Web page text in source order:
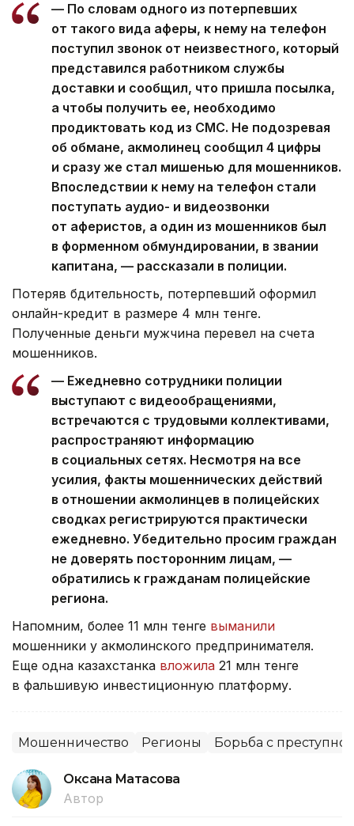
— По словам одного из потерпевших
от такого вида аферы, к нему на телефон
поступил звонок от неизвестного, который
представился работником службы
доставки и сообщил, что пришла посылка,
а чтобы получить ее, необходимо
продиктовать код из СМС. Не подозревая
об обмане, акмолинец сообщил 4 цифры
и сразу же стал мишенью для мошенников.
Впоследствии к нему на телефон стали
поступать аудио- и видеозвонки
от аферистов, а один из мошенников был
в форменном обмундировании, в звании
капитана, — рассказали в полиции.
Потеряв бдительность, потерпевший оформил
онлайн-кредит в размере 4 млн тенге.
Полученные деньги мужчина перевел на счета
мошенников.
— Ежедневно сотрудники полиции
выступают с видеообращениями,
встречаются с трудовыми коллективами,
распространяют информацию
в социальных сетях. Несмотря на все
усилия, факты мошеннических действий
в отношении акмолинцев в полицейских
сводках регистрируются практически
ежедневно. Убедительно просим граждан
не доверять посторонним лицам, —
обратились к гражданам полицейские
региона.
Напомним, более 11 млн тенге выманили
мошенники у акмолинского предпринимателя.
Еще одна казахстанка вложила 21 млн тенге
в фальшивую инвестиционную платформу.
Мошенничество Регионы Борьба с
Оксана Матасова
Автор